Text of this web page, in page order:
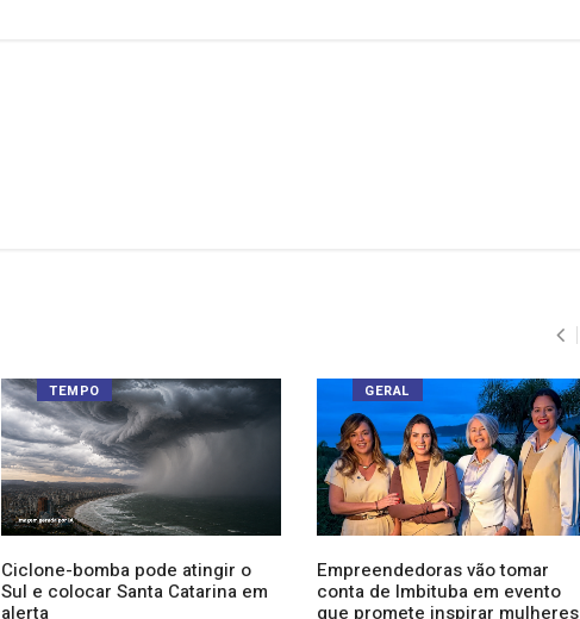
TEMPO
Ciclone-bomba pode atingir o
Sul e colocar Santa Catarina em
alerta
GERAL
Empreendedoras vão tomar
conta de Imbituba em evento
que promete inspirar mulheres